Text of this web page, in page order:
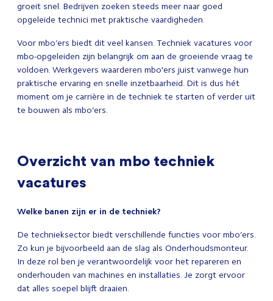
groeit snel. Bedrijven zoeken steeds meer naar goed
opgeleide technici met praktische vaardigheden.
Voor mbo’ers biedt dit veel kansen. Techniek vacatures voor
mbo-opgeleiden zijn belangrijk om aan de groeiende vraag te
voldoen. Werkgevers waarderen mbo'ers juist vanwege hun
praktische ervaring en snelle inzetbaarheid. Dit is dus hét
moment om je carrière in de techniek te starten of verder uit
te bouwen als mbo’ers.
Overzicht van mbo techniek
vacatures
Welke banen zijn er in de techniek?
De technieksector biedt verschillende functies voor mbo’ers.
Zo kun je bijvoorbeeld aan de slag als Onderhoudsmonteur.
In deze rol ben je verantwoordelijk voor het repareren en
onderhouden van machines en installaties. Je zorgt ervoor
dat alles soepel blijft draaien.